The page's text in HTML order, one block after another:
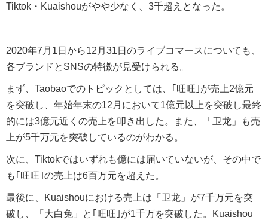
Tiktok・Kuaishouがやや少なく、3千超えとなった。
2020年7月1日から12月31日のライブコマースについても、
各ブランドとSNSの特徴が見受けられる。
まず、Taobaoでのトピックとしては、｢旺旺｣が売上2億元
を突破し、年始年末の12月において1億元以上を突破し最終
的には3億元近くの売上を叩き出した。また、「卫龙」も売
上が5千万元を突破しているのがわかる。
次に、Tiktokではいずれも億には届いていないが、その中で
も｢旺旺｣の売上は6百万元を超えた。
最後に、Kuaishouにおける売上は「卫龙」が7千万元を突
破し、「大白兔」と｢旺旺｣が1千万を突破した。Kuaishou